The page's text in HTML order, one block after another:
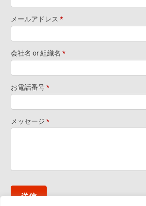
Information
Footer
Widget-JP
メールアドレス *
会社名 or 組織名 *
お電話番号*
メッセージ *
送信